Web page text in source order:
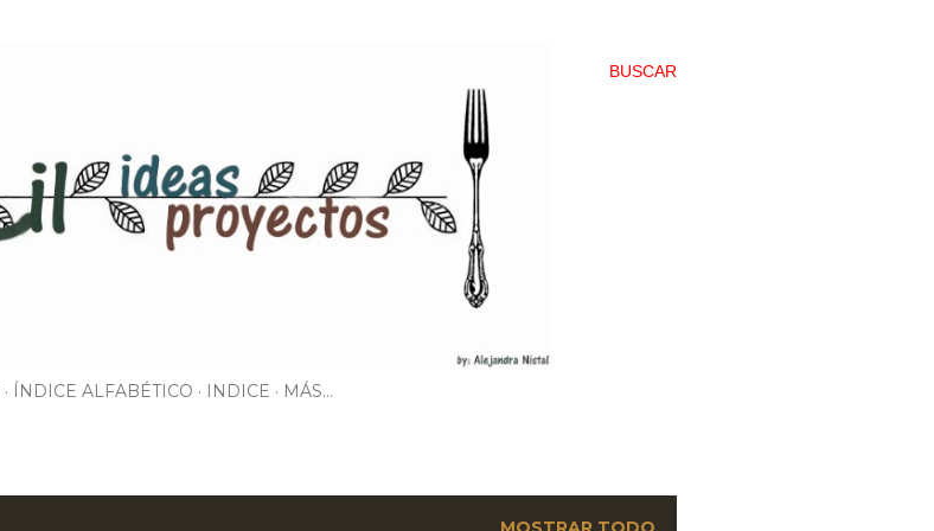
BUSCAR
ÍNDICE ALFABÉTICO INDICE MÁS…